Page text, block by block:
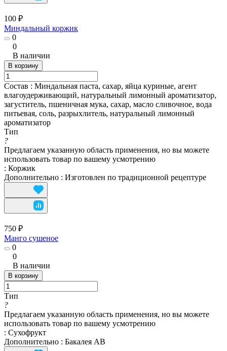
100 ₽
Миндальный коржик
0
0
В наличии
В корзину
Состав : Миндальная паста, сахар, яйца куриные, агент
влагоудерживающий, натуральный лимонный ароматизатор,
загуститель, пшеничная мука, сахар, масло сливочное, вода
питьевая, соль, разрыхлитель, натуральный лимонный
ароматизатор
Тип
?
Предлагаем указанную область применения, но вы можете
использовать товар по вашему усмотрению
: Коржик
Дополнительно : Изготовлен по традиционной рецептуре
750 ₽
Манго сушеное
0
0
В наличии
В корзину
Тип
?
Предлагаем указанную область применения, но вы можете
использовать товар по вашему усмотрению
: Сухофрукт
Дополнительно : Бакалея АВ